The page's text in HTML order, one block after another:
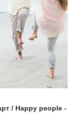
/ Happy people -